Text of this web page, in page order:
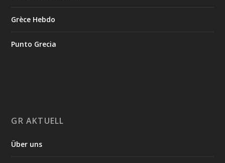
Grèce Hebdo
Punto Grecia
GR AKTUELL
Über uns